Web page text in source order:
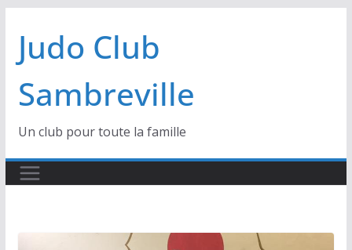
contenu
Judo Club
Sambreville
Un club pour toute la famille